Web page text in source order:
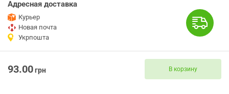
Адресная доставка
Курьер
Новая почта
Укрпошта
93.00грн В корзину